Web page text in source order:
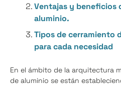
Ventajas y beneficios
aluminio.
Tipos de cerramiento
para cada necesidad
En el ámbito de la arquitectura
de aluminio se están